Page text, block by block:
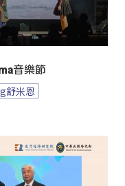
音樂節
舒米恩